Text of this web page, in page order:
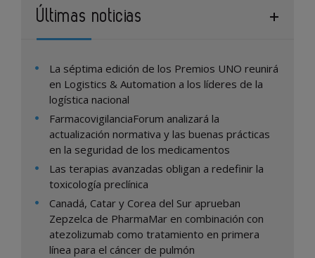
Últimas noticias
La séptima edición de los Premios UNO reunirá
en Logistics & Automation a los líderes de la
logística nacional
FarmacovigilanciaForum analizará la
actualización normativa y las buenas prácticas
en la seguridad de los medicamentos
Las terapias avanzadas obligan a redefinir la
toxicología preclínica
Canadá, Catar y Corea del Sur aprueban
Zepzelca de PharmaMar en combinación con
atezolizumab como tratamiento en primera
línea para el cáncer de pulmón